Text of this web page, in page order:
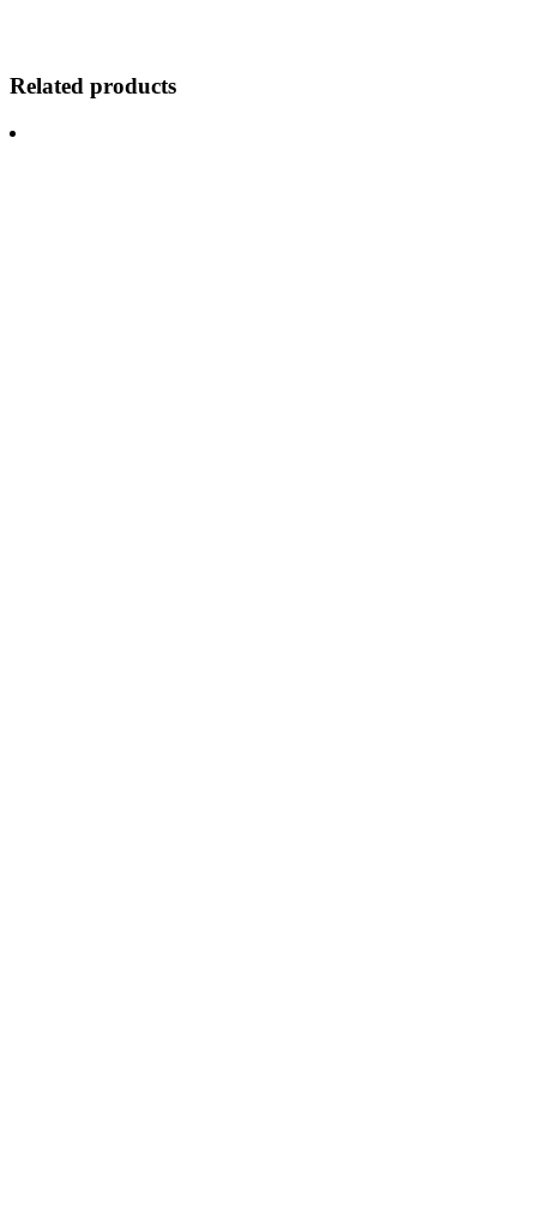
Related products